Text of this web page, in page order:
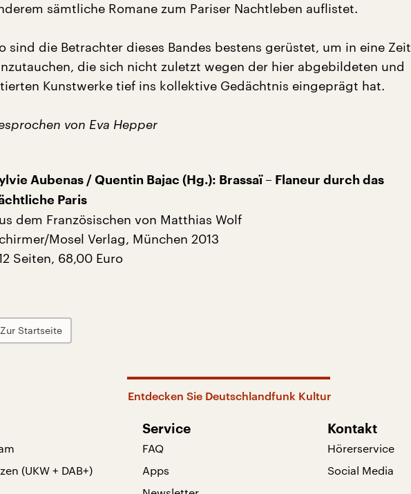
sämtliche Romane zum Pariser Nachtleben auflistet.
sind die Betrachter dieses Bandes bestens gerüstet, um in eine Zeit
die sich nicht zuletzt wegen der hier abgebildeten und
Kunstwerke tief ins kollektive Gedächtnis eingeprägt hat.
von Eva Hepper
Aubenas / Quentin Bajac (Hg.): Brassaï – Flaneur durch das
Paris
dem Französischen von Matthias Wolf
Mosel Verlag, München 2013
Seiten, 68,00 Euro
Zur Startseite
Entdecken Sie Deutschlandfunk Kultur
(UKW + DAB+)
Service
FAQ
Apps
Kontakt
Hörerservice
Social Media